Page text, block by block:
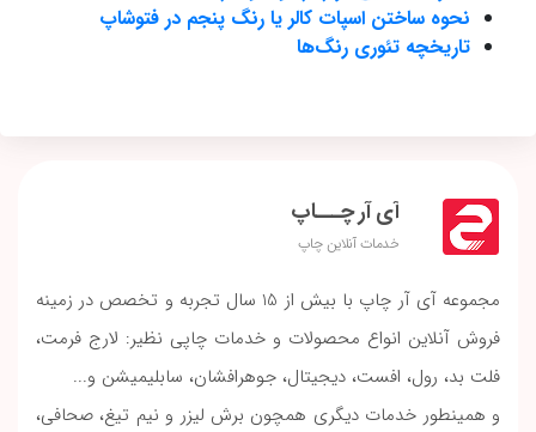
نحوه ساختن اسپات کالر یا رنگ پنجم در فتوشاپ
تاریخچه تئوری رنگ‌ها
آی آر چـــاپ
خدمات آنلاین چاپ
مجموعه آی آر چاپ با بیش از 15 سال تجربه و تخصص در زمینه
فروش آنلاین انواع محصولات و خدمات چاپی نظیر: لارج فرمت،
فلت بد، رول، افست، دیجیتال، جوهرافشان، سابلیمیشن و...
و همینطور خدمات دیگری همچون برش لیزر و نیم تیغ، صحافی،